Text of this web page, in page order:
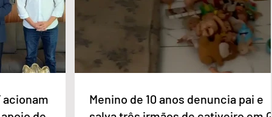
acionam
Menino de 10 anos denuncia pai e